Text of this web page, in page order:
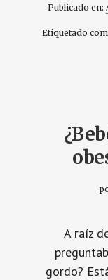
Publicado en:
Etiquetado
A raíz
gordo?